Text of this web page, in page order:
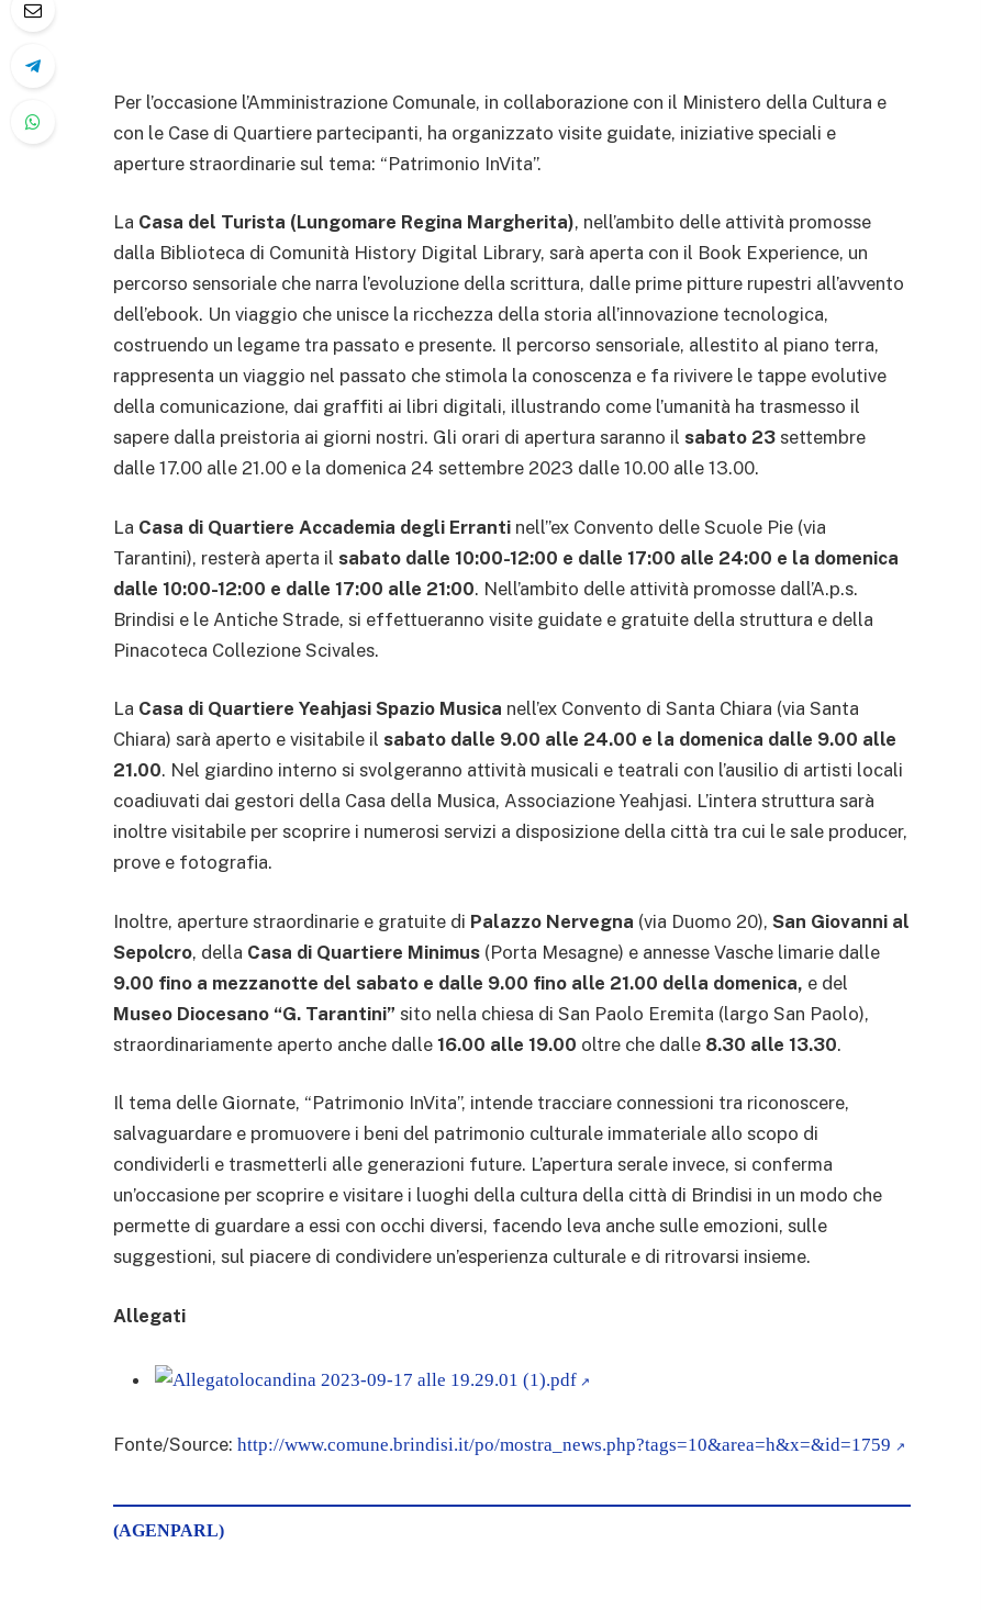
Per l’occasione l’Amministrazione Comunale, in collaborazione con il Ministero della Cultura e
con le Case di Quartiere partecipanti, ha organizzato visite guidate, iniziative speciali e
aperture straordinarie sul tema: “Patrimonio InVita”.
La Casa del Turista (Lungomare Regina Margherita), nell’ambito delle attività promosse
dalla Biblioteca di Comunità History Digital Library, sarà aperta con il Book Experience, un
percorso sensoriale che narra l’evoluzione della scrittura, dalle prime pitture rupestri all’avvento
dell’ebook. Un viaggio che unisce la ricchezza della storia all’innovazione tecnologica,
costruendo un legame tra passato e presente. Il percorso sensoriale, allestito al piano terra,
rappresenta un viaggio nel passato che stimola la conoscenza e fa rivivere le tappe evolutive
della comunicazione, dai graffiti ai libri digitali, illustrando come l’umanità ha trasmesso il
sapere dalla preistoria ai giorni nostri. Gli orari di apertura saranno il sabato 23 settembre
dalle 17.00 alle 21.00 e la domenica 24 settembre 2023 dalle 10.00 alle 13.00.
La Casa di Quartiere Accademia degli Erranti nell’’ex Convento delle Scuole Pie (via
Tarantini), resterà aperta il sabato dalle 10:00-12:00 e dalle 17:00 alle 24:00 e la domenica
dalle 10:00-12:00 e dalle 17:00 alle 21:00. Nell’ambito delle attività promosse dall’A.p.s.
Brindisi e le Antiche Strade, si effettueranno visite guidate e gratuite della struttura e della
Pinacoteca Collezione Scivales.
La Casa di Quartiere Yeahjasi Spazio Musica nell’ex Convento di Santa Chiara (via Santa
Chiara) sarà aperto e visitabile il sabato dalle 9.00 alle 24.00 e la domenica dalle 9.00 alle
21.00. Nel giardino interno si svolgeranno attività musicali e teatrali con l’ausilio di artisti locali
coadiuvati dai gestori della Casa della Musica, Associazione Yeahjasi. L’intera struttura sarà
inoltre visitabile per scoprire i numerosi servizi a disposizione della città tra cui le sale producer,
prove e fotografia.
Inoltre, aperture straordinarie e gratuite di Palazzo Nervegna (via Duomo 20), San Giovanni al
Sepolcro, della Casa di Quartiere Minimus (Porta Mesagne) e annesse Vasche limarie dalle
9.00 fino a mezzanotte del sabato e dalle 9.00 fino alle 21.00 della domenica, e del
Museo Diocesano “G. Tarantini” sito nella chiesa di San Paolo Eremita (largo San Paolo),
straordinariamente aperto anche dalle 16.00 alle 19.00 oltre che dalle 8.30 alle 13.30.
Il tema delle Giornate, “Patrimonio InVita”, intende tracciare connessioni tra riconoscere,
salvaguardare e promuovere i beni del patrimonio culturale immateriale allo scopo di
condividerli e trasmetterli alle generazioni future. L’apertura serale invece, si conferma
un’occasione per scoprire e visitare i luoghi della cultura della città di Brindisi in un modo che
permette di guardare a essi con occhi diversi, facendo leva anche sulle emozioni, sulle
suggestioni, sul piacere di condividere un’esperienza culturale e di ritrovarsi insieme.
Allegati
locandina 2023-09-17 alle 19.29.01 (1).pdf
Fonte/Source: http://www.comune.brindisi.it/po/mostra_news.php?tags=10&area=h&x=&id=1759
(AGENPARL)